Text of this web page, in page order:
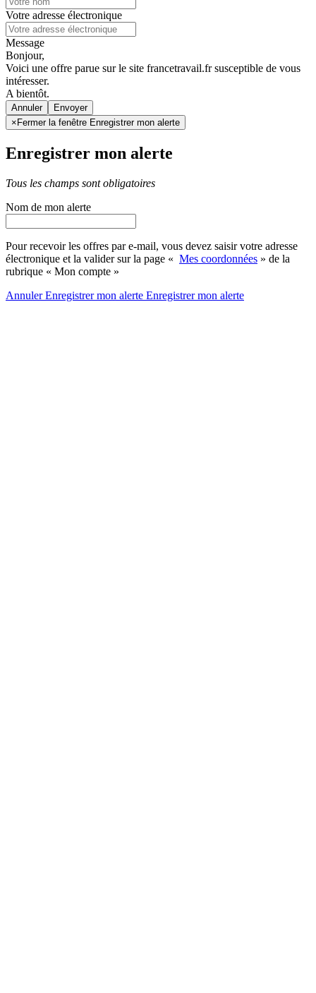
Votre adresse électronique
Message
Bonjour,
Voici une offre parue sur le site francetravail.fr susceptible de vous
intéresser.
A bientôt.
Annuler
× Fermer la fenêtre Enregistrer mon alerte
Enregistrer mon alerte
Tous les champs sont obligatoires
Nom de mon alerte
Pour recevoir les offres par e-mail, vous devez saisir votre adresse
électronique et la valider sur la page « Mes coordonnées » de la
rubrique « Mon compte »
AnnulerEnregistrer mon alerte Enregistrermon alerte